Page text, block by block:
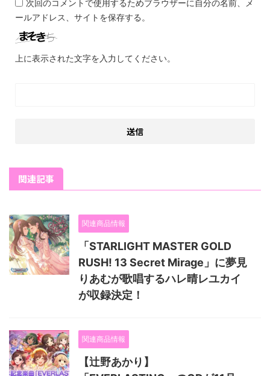
次回のコメントで使用するためブラウザーに自分の名前、メ
ールアドレス、サイトを保存する。
上に表示された文字を入力してください。
関連記事
関連商品情報
「STARLIGHT MASTER GOLD
RUSH! 13 Secret Mirage」に夢見
りあむが歌唱するハレ晴レユカイ
が収録決定！
関連商品情報
【辻野あかり】